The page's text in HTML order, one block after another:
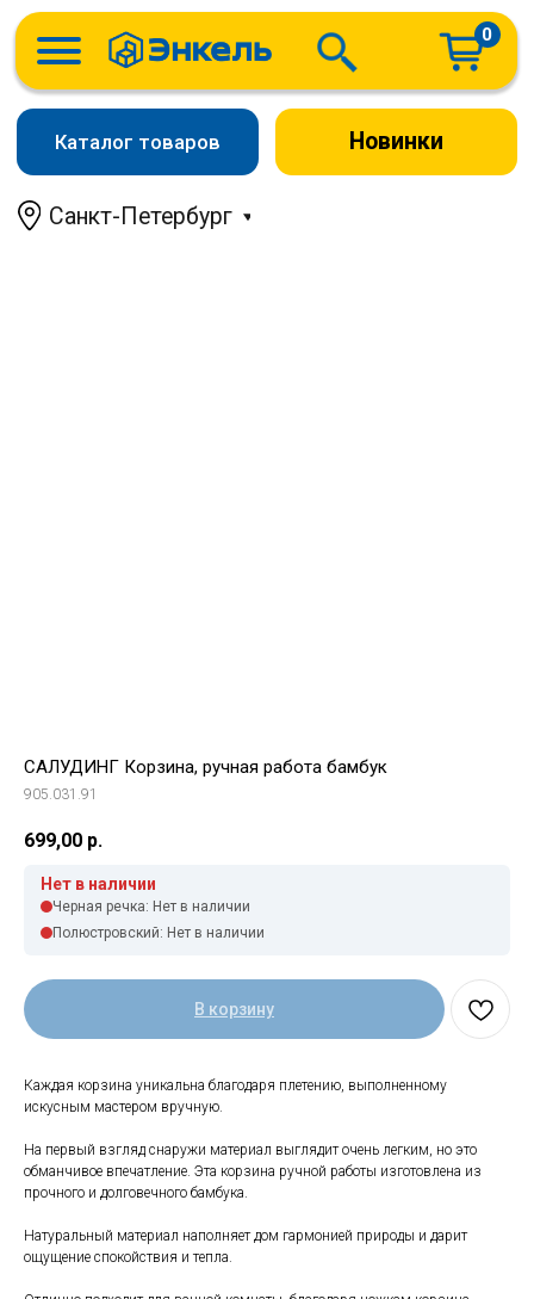
Новинки
Санкт-Петербург
САЛУДИНГ Корзина, ручная работа бамбук
905.031.91
699,00 р.
Нет в наличии
Черная речка: Нет в наличии
Полюстровский: Нет в наличии
В корзину
Каждая корзина уникальна благодаря плетению, выполненному
искусным мастером вручную.
На первый взгляд снаружи материал выглядит очень легким, но это
обманчивое впечатление. Эта корзина ручной работы изготовлена из
прочного и долговечного бамбука.
Натуральный материал наполняет дом гармонией природы и дарит
ощущение спокойствия и тепла.
Свяжитесь с нами